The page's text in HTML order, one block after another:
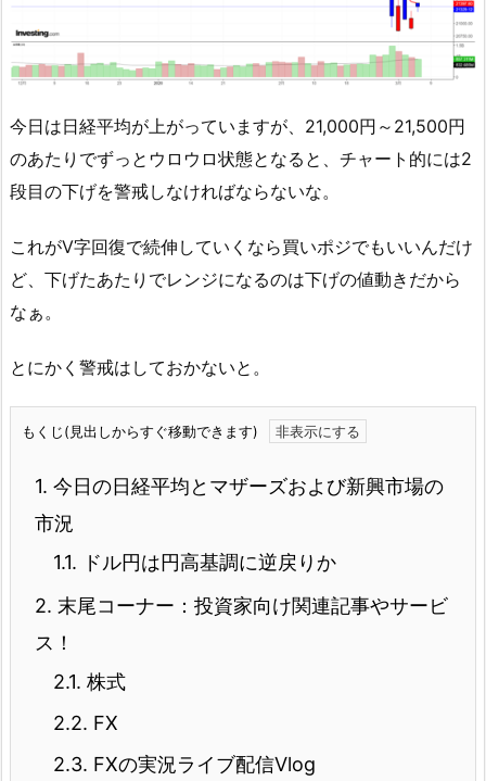
今日は日経平均が上がっていますが、21,000円～21,500円
のあたりでずっとウロウロ状態となると、チャート的には2
段目の下げを警戒しなければならないな。
これがV字回復で続伸していくなら買いポジでもいいんだけ
ど、下げたあたりでレンジになるのは下げの値動きだから
なぁ。
とにかく警戒はしておかないと。
もくじ(見出しからすぐ移動できます)
1. 今日の日経平均とマザーズおよび新興市場の
市況
1.1. ドル円は円高基調に逆戻りか
2. 末尾コーナー：投資家向け関連記事やサービ
ス！
2.1. 株式
2.2. FX
2.3. FXの実況ライブ配信Vlog